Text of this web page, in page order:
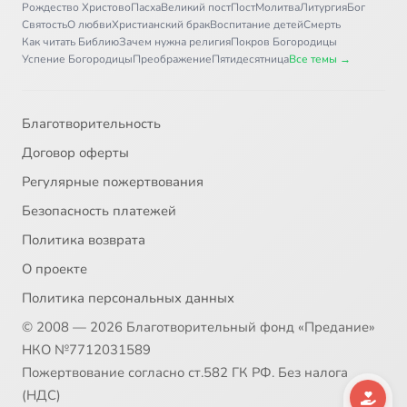
31 Исаакиевский собор
33
35
Новоспасский монастырь
38
Рождество ХристовоПасхаВеликий постПостМолитваЛитургияБог
СвятостьО любвиХристианский бракВоспитание детейСмерть
Как читать БиблиюЗачем нужна религияПокров Богородицы
Успение БогородицыПреображениеПятидесятницаВсе темы →
Благотворительность
Договор оферты
Регулярные пожертвования
Безопасность платежей
Политика возврата
О проекте
Политика персональных данных
© 2008 — 2026 Благотворительный фонд «Предание»
НКО №7712031589
Пожертвование согласно ст.582 ГК РФ. Без налога
(НДС)